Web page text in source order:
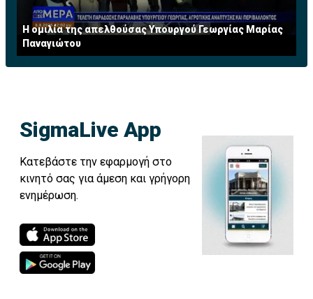
Η ομιλία της απελθούσας Υπουργού Γεωργίας Μαρίας
Παναγιώτου
SigmaLive App
Κατεβάστε την εφαρμογή στο
κινητό σας για άμεση και γρήγορη
ενημέρωση.